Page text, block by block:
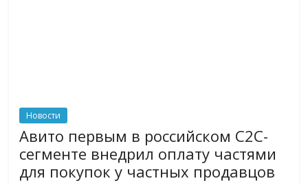
Новости
Авито первым в российском C2C-
сегменте внедрил оплату частями
для покупок у частных продавцов